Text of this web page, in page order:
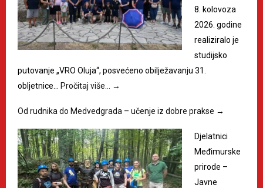
8. kolovoza
2026. godine
realiziralo je
studijsko
putovanje „VRO Oluja“, posvećeno obilježavanju 31.
obljetnice… Pročitaj više… →
Od rudnika do Medvedgrada – učenje iz dobre prakse →
Djelatnici
Međimurske
prirode –
Javne